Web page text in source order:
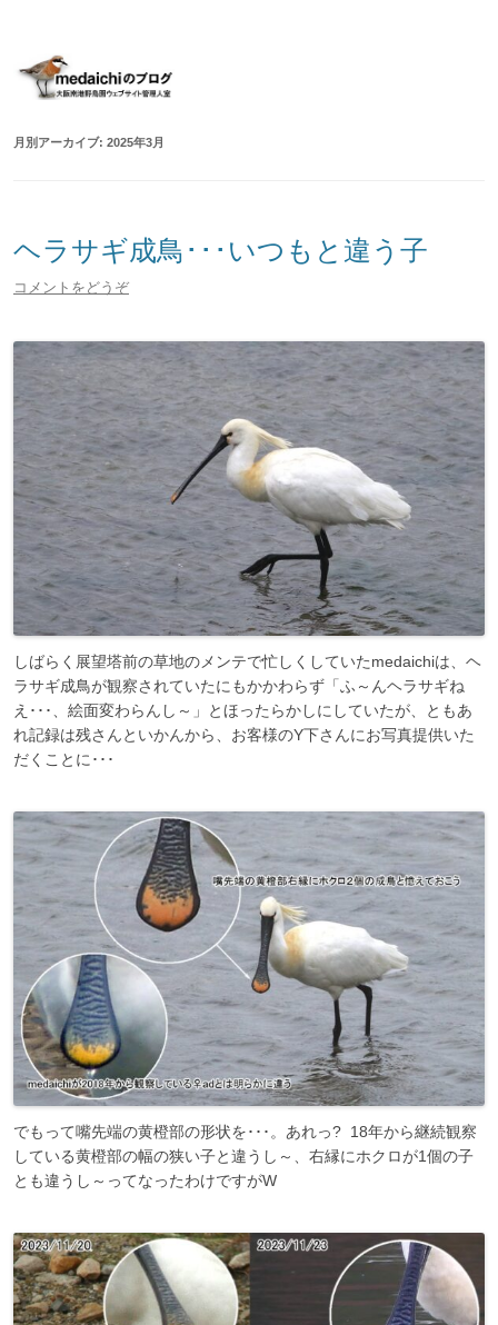
月別アーカイブ: 2025年3月
ヘラサギ成鳥･･･いつもと違う子
コメントをどうぞ
しばらく展望塔前の草地のメンテで忙しくしていたmedaichiは、ヘ
ラサギ成鳥が観察されていたにもかかわらず「ふ～んヘラサギね
え･･･、絵面変わらんし～」とほったらかしにしていたが、ともあ
れ記録は残さんといかんから、お客様のY下さんにお写真提供いた
だくことに･･･
でもって嘴先端の黄橙部の形状を･･･。あれっ? 18年から継続観察
している黄橙部の幅の狭い子と違うし～、右縁にホクロが1個の子
とも違うし～ってなったわけですがW